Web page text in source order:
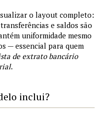
o layout completo:
e saldos são
uniformidade mesmo
— essencial para quem
de extrato bancário
.
inclui?